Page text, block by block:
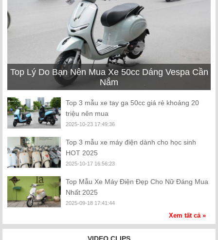
Top Lý Do Bạn Nên Mua Xe 50cc Dáng Vespa Cần
Nắm
Top 3 mẫu xe tay ga 50cc giá rẻ khoảng 20
triệu nên mua
2025-10-23 17:49:36
Top 3 mẫu xe máy điện dành cho học sinh
HOT 2025
2025-10-17 16:56:23
Top Mẫu Xe Máy Điện Đẹp Cho Nữ Đáng Mua
Nhất 2025
2025-09-18 17:41:44
Xem tất cả »